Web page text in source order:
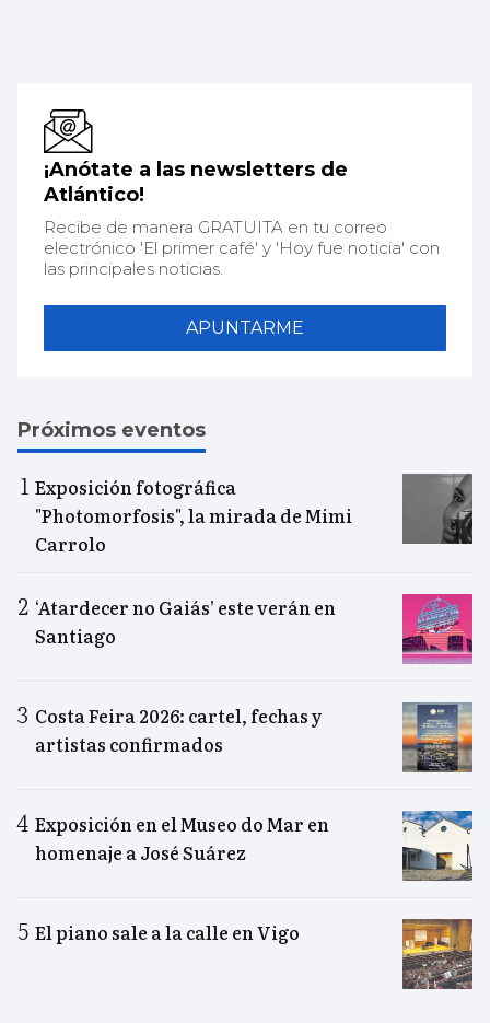
¡Anótate a las newsletters de
Atlántico!
Recibe de manera GRATUITA en tu correo
electrónico 'El primer café' y 'Hoy fue noticia' con
las principales noticias.
APUNTARME
Próximos eventos
Exposición fotográfica
"Photomorfosis", la mirada de Mimi
Carrolo
‘Atardecer no Gaiás’ este verán en
Santiago
Costa Feira 2026: cartel, fechas y
artistas confirmados
Exposición en el Museo do Mar en
homenaje a José Suárez
El piano sale a la calle en Vigo